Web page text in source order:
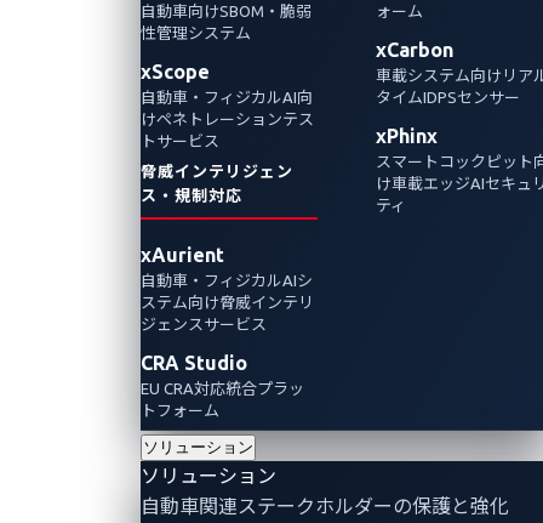
自動車向けSBOM・脆弱
性管理システム
xScope
自動車・フィジカルAI向
けペネトレーションテス
トサービス
脅威インテリジェン
ス・規制対応
xAurient
自動車・フィジカルAIシ
ステム向け脅威インテリ
ジェンスサービス
CRA Studio
EU CRA対応統合プラッ
トフォーム
ォーム
xCarbon
車載システム向けリア
タイムIDPSセンサー
xPhinx
スマートコックピット
け車載エッジAIセキュ
ティ
ソリューション
ソリューション
自動車関連ステークホルダーの保護と強化
テム向け仮想化セ
キュリティソリュ
ーションを実証
2023年1月23日
VicOne
車のインフォテインメントシステム（IVI：In-
ックピットシステムへのサイバー攻撃に対抗
する仮想化セキュリティソリューションの有
効性を実証しました。